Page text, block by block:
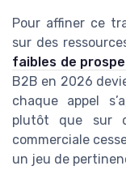
Pour affiner ce
sur des
faibles de
B2B en 2026
chaque appel
plutôt que sur
commerciale
un jeu de